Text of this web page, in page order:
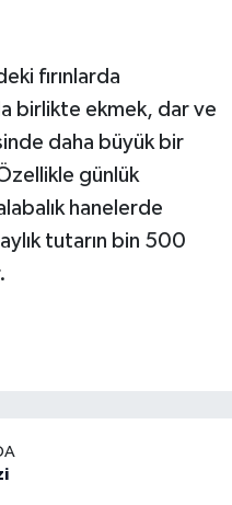
fırınlarda
birlikte ekmek, dar ve
daha büyük bir
günlük
hanelerde
tutarın bin 500